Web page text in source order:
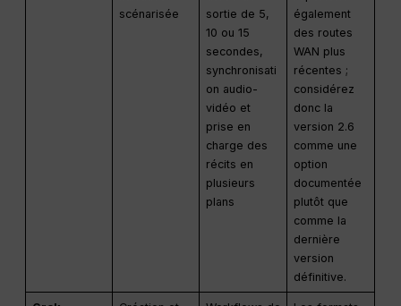
scénarisée
sortie de 5,
10 ou 15
secondes,
synchronisati
on audio-
vidéo et
prise en
charge des
récits en
plusieurs
plans
également
des routes
WAN plus
récentes ;
considérez
donc la
version 2.6
comme une
option
documentée
plutôt que
comme la
dernière
version
définitive.